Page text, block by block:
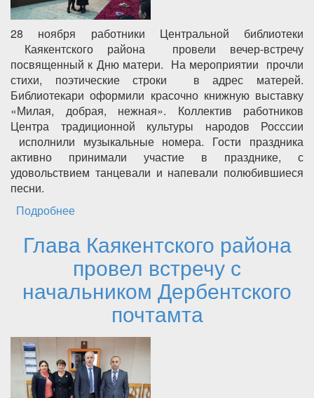
28 ноября работники Центральной библиотеки
Каякентского района провели вечер-встречу
посвященный к Дню матери. На мероприятии прочли
стихи, поэтические строки в адрес матерей.
Библиотекари оформили красочно книжную выставку
«Милая, добрая, нежная». Коллектив работников
Центра традиционной культуры народов Росссии
исполнили музыкальные номера. Гости праздника
активно принимали участие в празднике, с
удовольствием танцевали и напевали полюбившиеся
песни.
Подробнее
Глава Каякентского района
провел встречу с
начальником Дербентского
почтамта